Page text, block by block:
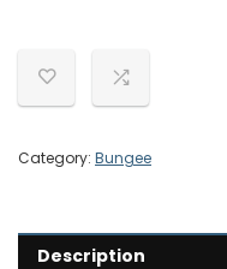
Category: Bungee
Description